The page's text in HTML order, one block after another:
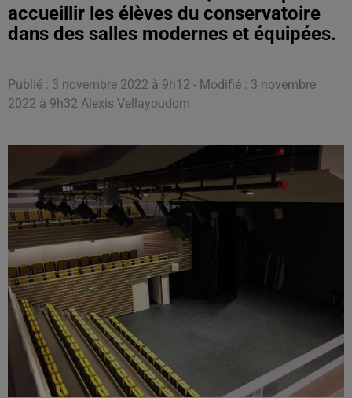
accueillir les élèves du conservatoire
dans des salles modernes et équipées.
Publié : 3 novembre 2022 à 9h12 - Modifié : 3 novembre
2022 à 9h32 Alexis Vellayoudom